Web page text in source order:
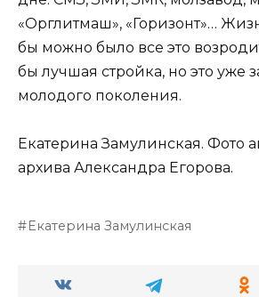
«Орглитмаш», «Горизонт»…
бы можно было все это
бы лучшая стройка, но это уже
молодого поколения.
Екатерина Замулинская. Фото
архива Александра Егорова.
Екатерина Замулинская